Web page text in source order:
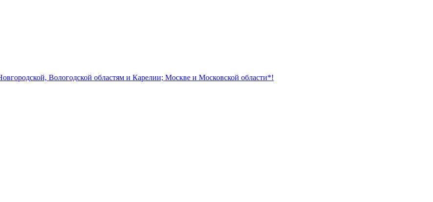
Вологодской областям и Карелии; Москве и Московской области*!